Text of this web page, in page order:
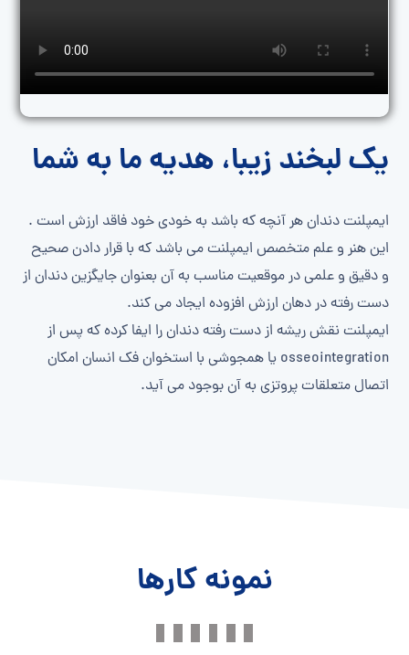
یک لبخند زیبا، هدیه ما به شما
ایمپلنت دندان هر آنچه که باشد به خودی خود فاقد ارزش است .
این هنر و علممتخصص ایمپلنتمی باشد که با قرار دادن صحیح
و دقیق و علمی در موقعیت مناسب به آن بعنوان جایگزین دندان از
دست رفته در دهان ارزش افزوده ایجاد می کند.
ایمپلنت نقش ریشه از دست رفته دندان را ایفا کرده که پس از
osseointegration یا همجوشی با استخوان فک انسان امکان
اتصال متعلقات پروتزی به آن بوجود می آید.
نمونه کارها